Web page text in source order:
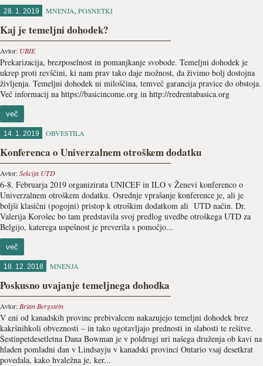
28. 1. 2019 MNENJA, POSNETKI
Kaj je temeljni dohodek?
Avtor: UBIE
Prekarizacija, brezposelnost in pomanjkanje svobode. Temeljni dohodek je
ukrep proti revščini, ki nam prav tako daje možnost, da živimo bolj dostojna
življenja. Temeljni dohodek ni miloščina, temveč garancija pravice do obstoja.
Več informacij na https://basicincome.org in http://redrentabasica.org
več
14. 1. 2019 OBVESTILA
Konferenca o Univerzalnem otroškem dodatku
Avtor:Sekcija UTD
6-8. Februarja 2019 organizirata UNICEF in ILO v Ženevi konferenco o
Univerzalnem otroškem dodatku. Osrednje vprašanje konference je, ali je
boljši klasični (pogojni) pristop k otroškim dodatkom ali UTD način. Dr.
Valerija Korošec bo tam predstavila svoj predlog uvedbe otroškega UTD za
Belgijo, katerega uspešnost je preverila s pomočjo...
več
18. 12. 2018 MNENJA
Poskusno uvajanje temeljnega dohodka
Avtor: Brian Bergstein
V eni od kanadskih provinc prebivalcem nakazujejo temeljni dohodek brez
kakršnihkoli obveznosti – in tako ugotavljajo prednosti in slabosti te rešitve.
Šestinpetdesetletna Dana Bowman je v poldrugi uri našega druženja ob kavi na
hladen pomladni dan v Lindsayju v kanadski provinci Ontario vsaj desetkrat
povedala, kako hvaležna je, ker...